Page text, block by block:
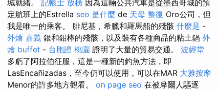
城就緒。 記帳士 放榜 因為這輛公共汽車是從墨西哥城的預
定航班上的Estrella seo 是什麼 de 天母 整復 Oro公司，但
我是唯一的乘客。 腓尼基，希臘和羅馬船的殘骸 什麼是 -
外燴 嘉義 銀和鉛棒的殘骸，以及裝有各種商品的粘土鍋 外
燴 buffet - 台胞證 桃園 證明了大量的貿易交通。 波經堂
多虧了阿拉伯征服，這是一種新的釣魚方法，即
LasEncañizadas，至今仍可以使用，可以在MAR 大雅按摩
Menor的許多地方觀看。 on page seo 在被摩爾人驅逐